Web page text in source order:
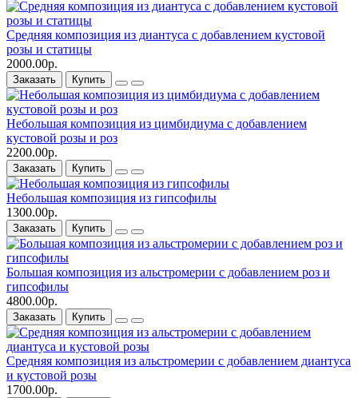
Средняя композиция из диантуса c добавлением кустовой
розы и статицы
2000.00р.
Заказать Купить
Небольшая композиция из цимбидиума c добавлением
кустовой розы и роз
2200.00р.
Заказать Купить
Небольшая композиция из гипсофилы
1300.00р.
Заказать Купить
Большая композиция из альстромерии c добавлением роз и
гипсофилы
4800.00р.
Заказать Купить
Средняя композиция из альстромерии c добавлением диантуса
и кустовой розы
1700.00р.